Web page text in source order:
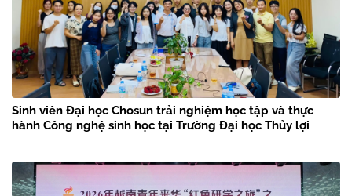
Sinh viên Đại học Chosun trải nghiệm học tập và thực
hành Công nghệ sinh học tại Trường Đại học Thủy lợi